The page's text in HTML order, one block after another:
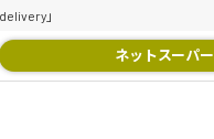
」
ネットスーパー